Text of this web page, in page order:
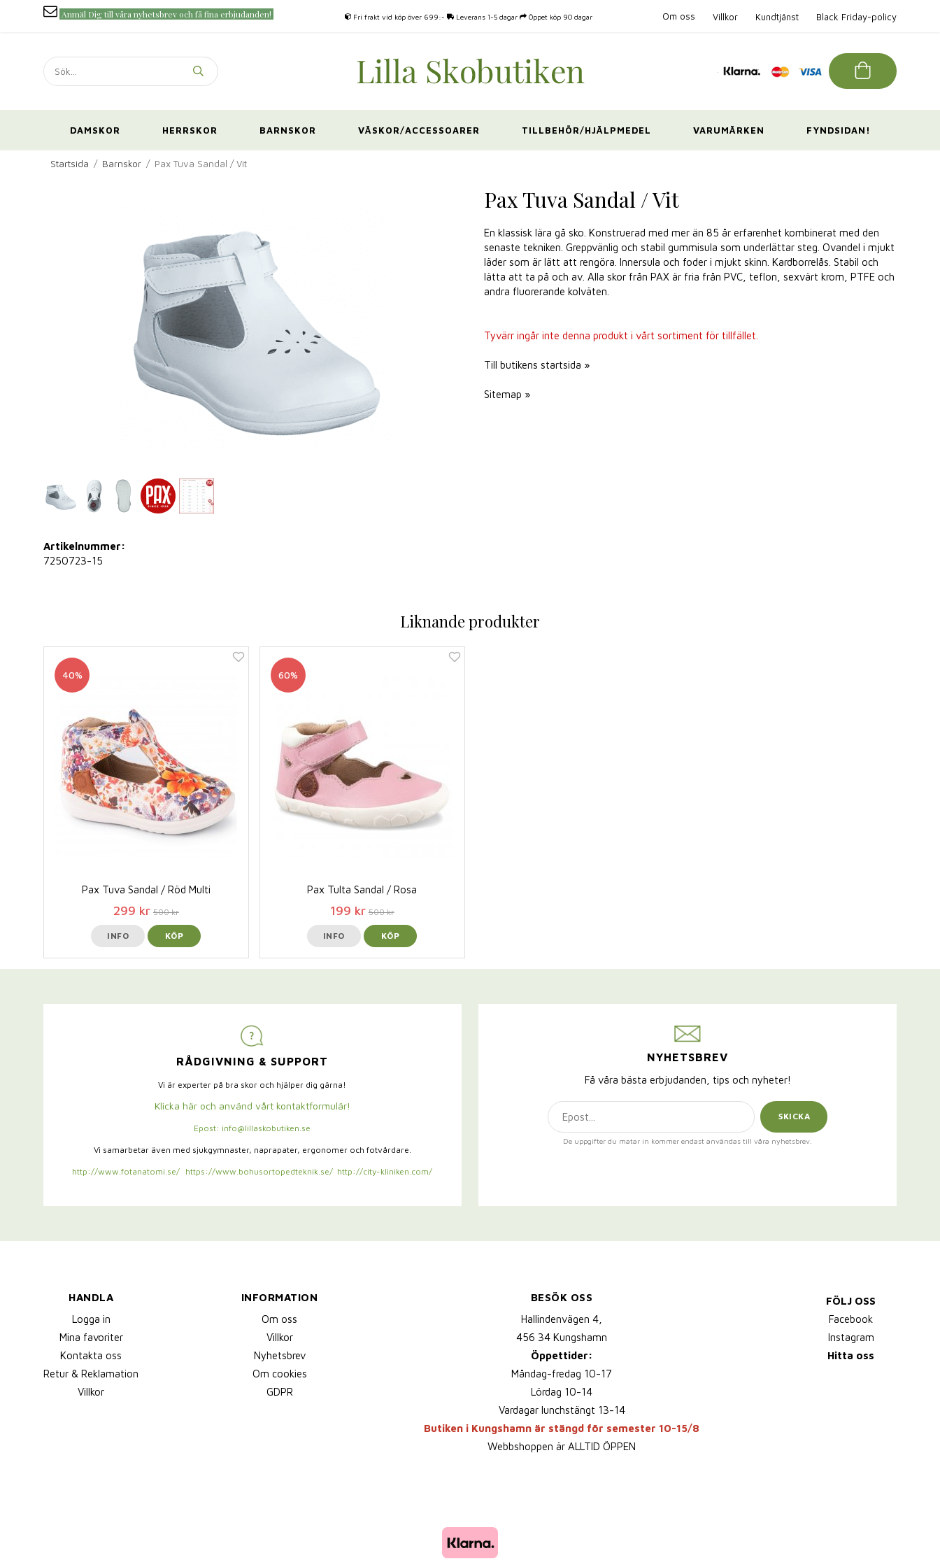
Anmäl Dig till våra nyhetsbrev och få fina erbjudanden! Fri frakt vid köp över 699:- Leverans 1-5 dagar Öppet köp 90 dagar Om oss Villkor Kundtjänst Black Friday-policy
DAMSKOR HERRSKOR BARNSKOR VÄSKOR/ACCESSOARER TILLBEHÖR/HJÄLPMEDEL VARUMÄRKEN FYNDSIDAN!
Startsida / Barnskor / Pax Tuva Sandal / Vit
Pax Tuva Sandal / Vit
En klassisk lära gå sko. Konstruerad med mer än 85 år erfarenhet kombinerat med den
senaste tekniken. Greppvänlig och stabil gummisula som underlättar steg. Ovandel i mjukt
läder som är lätt att rengöra. Innersula och foder i mjukt skinn. Kardborrelås. Stabil och
lätta att ta på och av. Alla skor från PAX är fria från PVC, teflon, sexvärt krom, PTFE och
andra fluorerande kolväten.
Tyvärr ingår inte denna produkt i vårt sortiment för tillfället.
Till butikens startsida »
Sitemap »
Artikelnummer:
7250723-15
Liknande produkter
40%
Pax Tuva Sandal / Röd Multi
299 kr 500 kr
INFO KÖP
60%
Pax Tulta Sandal / Rosa
199 kr 500 kr
INFO KÖP
RÅDGIVNING & SUPPORT
Vi är experter på bra skor och hjälper dig gärna!
Klicka här och använd vårt kontaktformulär!
Epost: info@lillaskobutiken.se
Vi samarbetar även med sjukgymnaster, naprapater, ergonomer och fotvårdare.
http://www.fotanatomi.se/ https://www.bohusortopedteknik.se/ http://city-kliniken.com/
NYHETSBREV
Få våra bästa erbjudanden, tips och nyheter!
SKICKA
De uppgifter du matar in kommer endast användas till våra nyhetsbrev.
HANDLA
Logga in
Mina favoriter
Kontakta oss
Retur & Reklamation
Villkor
INFORMATION
Om oss
Villkor
Nyhetsbrev
Om cookies
GDPR
BESÖK OSS
Hallindenvägen 4,
456 34 Kungshamn
Öppettider:
Måndag-fredag 10-17
Lördag 10-14
Vardagar lunchstängt 13-14
Butiken i Kungshamn är stängd för semester 10-15/8
Webbshoppen är ALLTID ÖPPEN
FÖLJ OSS
Facebook
Instagram
Hitta oss